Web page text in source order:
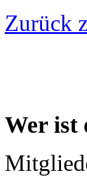
Zurück
Wer ist